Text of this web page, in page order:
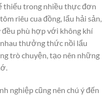
thiếu trong nhiều thực đơn
riêu cua đồng, lẩu hải sản,
đều phù hợp với không khí
nhau thưởng thức nồi lẩu
trò chuyện, tạo nên những
nghiệp cũng nên chú ý đến